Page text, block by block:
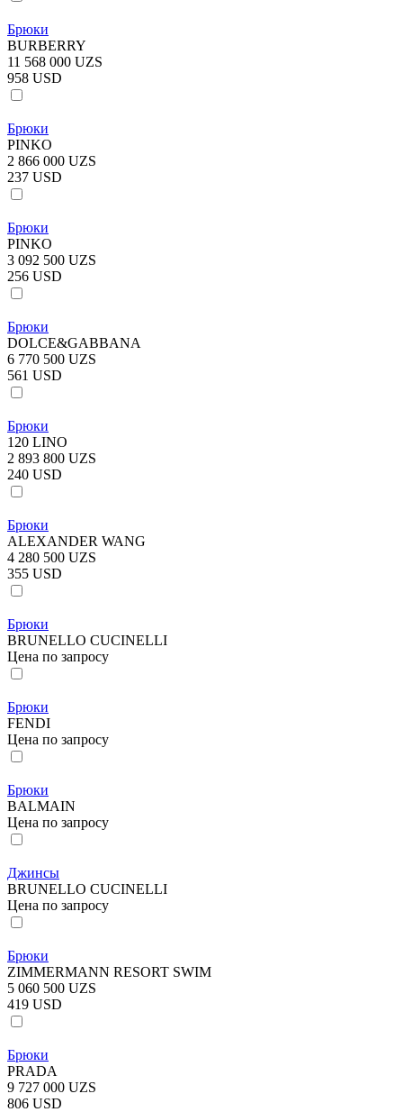
Брюки
BURBERRY
11 568 000 UZS
958 USD
Брюки
PINKO
2 866 000 UZS
237 USD
Брюки
PINKO
3 092 500 UZS
256 USD
Брюки
DOLCE&GABBANA
6 770 500 UZS
561 USD
Брюки
120 LINO
2 893 800 UZS
240 USD
Брюки
ALEXANDER WANG
4 280 500 UZS
355 USD
Брюки
BRUNELLO CUCINELLI
Цена по запросу
Брюки
FENDI
Цена по запросу
Брюки
BALMAIN
Цена по запросу
Джинсы
BRUNELLO CUCINELLI
Цена по запросу
Брюки
ZIMMERMANN RESORT SWIM
5 060 500 UZS
419 USD
Брюки
PRADA
9 727 000 UZS
806 USD